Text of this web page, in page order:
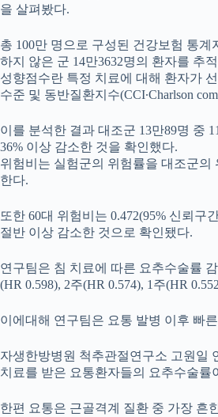
을 살펴봤다.
총 100만 명으로 구성된 건강보험 통계
하지 않은 군 14만3632명의 환자를 추
성향점수란 특정 치료에 대해 환자가
수준 및 동반질환지수(CCI∙Charlson
이를 분석한 결과 대조군 13만89명 중
36% 이상 감소한 것을 확인했다.
위험비는 실험군의 위험률을 대조군의
한다.
또한 60대 위험비는 0.472(95% 신뢰구
절반 이상 감소한 것으로 확인됐다.
연구팀은 침 치료에 따른 요추수술률
(HR 0.598), 2주(HR 0.574), 1주(HR
이에대해 연구팀은 요통 발병 이후 빠
자생한방병원 척추관절연구소 고원일
치료를 받은 요통환자들의 요추수술
한편 요통은 근골격계 질환 중 가장 흔